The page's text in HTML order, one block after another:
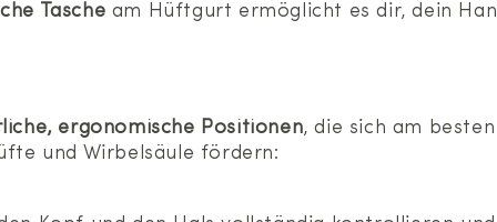
Tasche am Hüftgurt ermöglicht es dir, dein
ergonomische Positionen, die sich am
und Wirbelsäule fördern: